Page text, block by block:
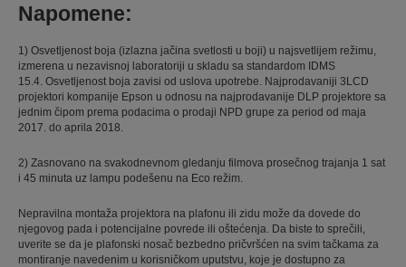
Napomene:
1) Osvetljenost boja (izlazna jačina svetlosti u boji) u najsvetlijem režimu,
izmerena u nezavisnoj laboratoriji u skladu sa standardom IDMS
15.4. Osvetljenost boja zavisi od uslova upotrebe. Najprodavaniji 3LCD
projektori kompanije Epson u odnosu na najprodavanije DLP projektore sa
jednim čipom prema podacima o prodaji NPD grupe za period od maja
2017. do aprila 2018.
2) Zasnovano na svakodnevnom gledanju filmova prosečnog trajanja 1 sat
i 45 minuta uz lampu podešenu na Eco režim.
Nepravilna montaža projektora na plafonu ili zidu može da dovede do
njegovog pada i potencijalne povrede ili oštećenja. Da biste to sprečili,
uverite se da je plafonski nosač bezbedno pričvršćen na svim tačkama za
montiranje navedenim u korisničkom uputstvu, koje je dostupno za